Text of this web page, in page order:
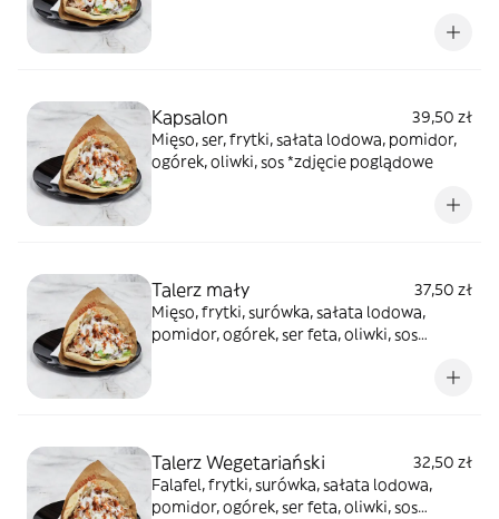
Kapsalon
39,50 zł
Mięso, ser, frytki, sałata lodowa, pomidor,
ogórek, oliwki, sos *zdjęcie poglądowe
Talerz mały
37,50 zł
Mięso, frytki, surówka, sałata lodowa,
pomidor, ogórek, ser feta, oliwki, sos
Talerz Wegetariański
32,50 zł
Falafel, frytki, surówka, sałata lodowa,
pomidor, ogórek, ser feta, oliwki, sos